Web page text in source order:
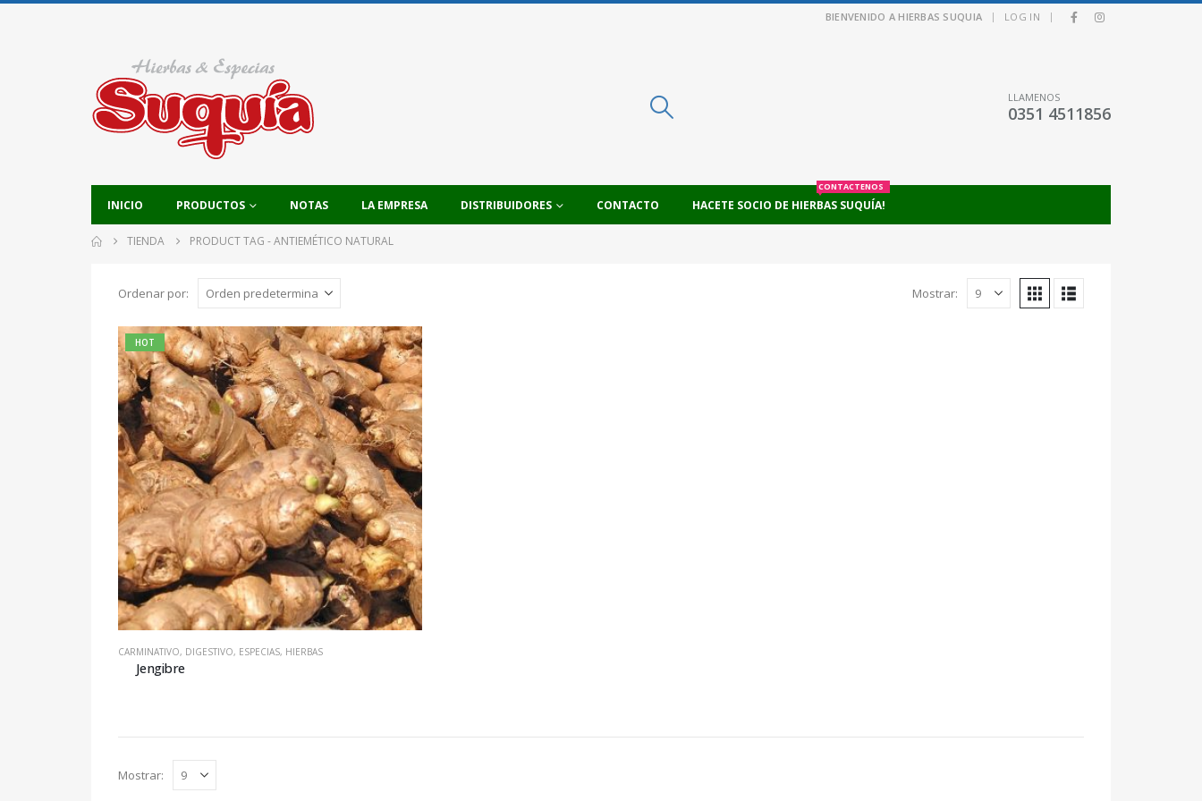
BIENVENIDO A HIERBAS SUQUIA | LOG IN |
LLAMENOS
0351 4511856
INICIO PRODUCTOS NOTAS LA EMPRESA DISTRIBUIDORES CONTACTO HACETE SOCIO DE HIERBAS SUQUÍA!
CONTACTENOS
TIENDA PRODUCT TAG -ANTIEMÉTICO NATURAL
Ordenar por: Mostrar:
HOT
CARMINATIVO, DIGESTIVO, ESPECIAS, HIERBAS
Jengibre
Mostrar: